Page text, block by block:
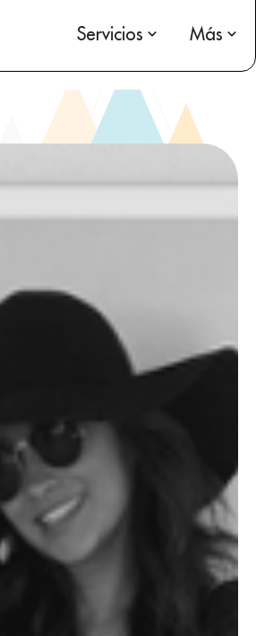
Servicios Más